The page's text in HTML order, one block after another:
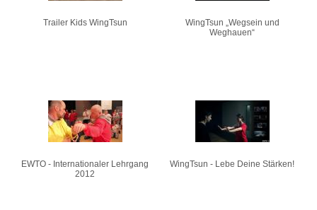
Trailer Kids WingTsun
WingTsun „Wegsein und
Weghauen“
EWTO - Internationaler Lehrgang
2012
WingTsun - Lebe Deine Stärken!